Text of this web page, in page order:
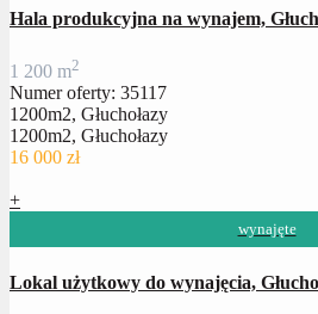
Hala produkcyjna na wynajem,
1 200 m2
Numer oferty: 35117
1200m2, Głuchołazy
1200m2, Głuchołazy
16 000 zł
+
wynajęte
Lokal użytkowy do wynajęcia,